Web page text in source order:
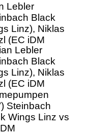
Lebler
Black
Linz), Niklas
(EC iDM
Steinbach
Wings Linz vs
2. Runde ICE
Liga,
Eisarena